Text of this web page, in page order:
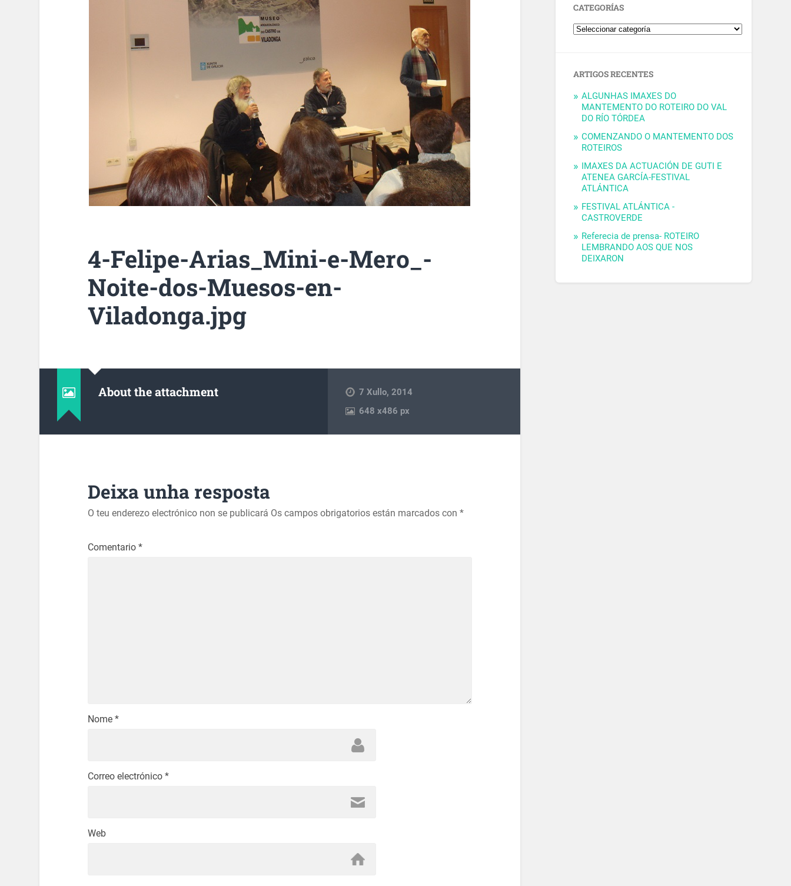
4-Felipe-Arias_Mini-e-Mero_-
Noite-dos-Muesos-en-
Viladonga.jpg
About the attachment
7 Xullo, 2014
648x486 px
Deixa unha resposta
O teu enderezo electrónico non se publicará Os campos obrigatorios están marcados con *
Comentario *
Nome *
Correo electrónico *
Web
CATEGORÍAS
ARTIGOS RECENTES
ALGUNHAS IMAXES DO
MANTEMENTO DO ROTEIRO DO VAL
DO RÍO TÓRDEA
COMENZANDO O MANTEMENTO DOS
ROTEIROS
IMAXES DA ACTUACIÓN DE GUTI E
ATENEA GARCÍA-FESTIVAL
ATLÁNTICA
FESTIVAL ATLÁNTICA -
CASTROVERDE
Referecia de prensa- ROTEIRO
LEMBRANDO AOS QUE NOS
DEIXARON